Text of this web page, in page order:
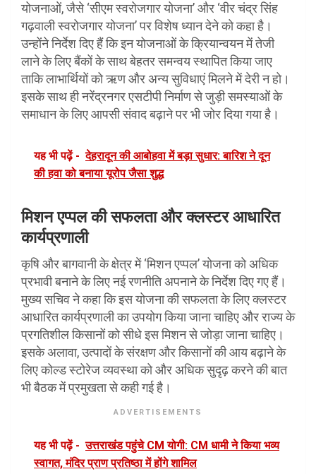
योजनाओं, जैसे ‘सीएम स्वरोजगार योजना’ और ‘वीर चंद्र सिंह
गढ़वाली स्वरोजगार योजना’ पर विशेष ध्यान देने को कहा है।
उन्होंने निर्देश दिए हैं कि इन योजनाओं के क्रियान्वयन में तेजी
लाने के लिए बैंकों के साथ बेहतर समन्वय स्थापित किया जाए
ताकि लाभार्थियों को ऋण और अन्य सुविधाएं मिलने में देरी न हो।
इसके साथ ही नरेंद्रनगर एसटीपी निर्माण से जुड़ी समस्याओं के
समाधान के लिए आपसी संवाद बढ़ाने पर भी जोर दिया गया है।
यह भी पढ़ें - देहरादून की आबोहवा में बड़ा सुधार: बारिश ने दून
की हवा को बनाया यूरोप जैसा शुद्ध
मिशन एप्पल की सफलता और क्लस्टर आधारित
कार्यप्रणाली
कृषि और बागवानी के क्षेत्र में ‘मिशन एप्पल’ योजना को अधिक
प्रभावी बनाने के लिए नई रणनीति अपनाने के निर्देश दिए गए हैं।
मुख्य सचिव ने कहा कि इस योजना की सफलता के लिए क्लस्टर
आधारित कार्यप्रणाली का उपयोग किया जाना चाहिए और राज्य के
प्रगतिशील किसानों को सीधे इस मिशन से जोड़ा जाना चाहिए।
इसके अलावा, उत्पादों के संरक्षण और किसानों की आय बढ़ाने के
लिए कोल्ड स्टोरेज व्यवस्था को और अधिक सुदृढ़ करने की बात
भी बैठक में प्रमुखता से कही गई है।
ADVERTISEMENTS
यह भी पढ़ें - उत्तराखंड पहुंचे CM योगी: CM धामी ने किया भव्य
स्वागत, मंदिर प्राण प्रतिष्ठा में होंगे शामिल